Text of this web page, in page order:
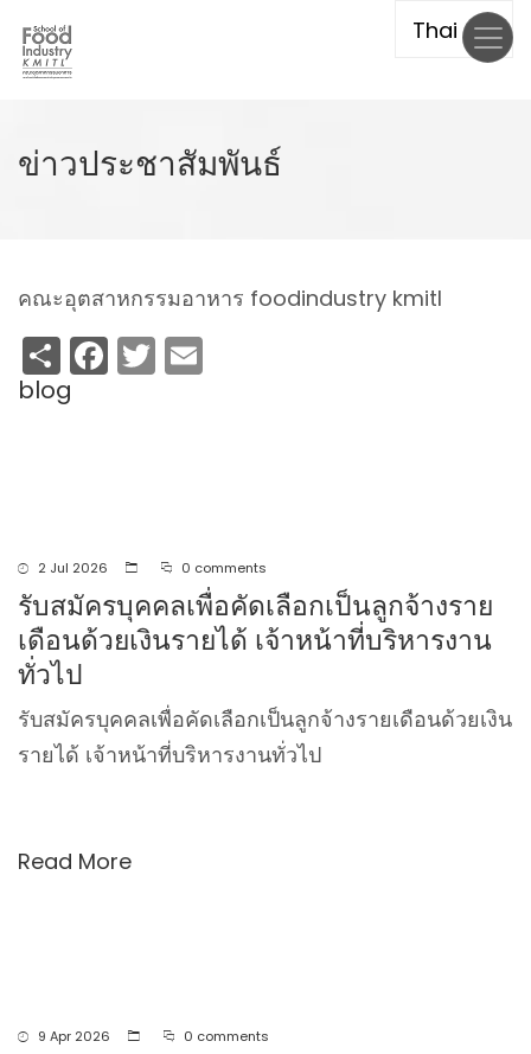
Skip
main
ข่าวประชาสัมพันธ์
คณะอุตสาหกรรมอาหาร foodindustry kmitl
ShareFacebook
Twitter
blog
2 Jul 2026 0 comments
รับสมัครบุคคลเพื่อคัดเลือกเป็นลูกจ้างราย
เดือนด้วยเงินรายได้ เจ้าหน้าที่บริหารงาน
ทั่วไป
รับสมัครบุคคลเพื่อคัดเลือกเป็นลูกจ้างรายเดือนด้วยเงิน
รายได้ เจ้าหน้าที่บริหารงานทั่วไป
Read More
9 Apr 2026 0 comments